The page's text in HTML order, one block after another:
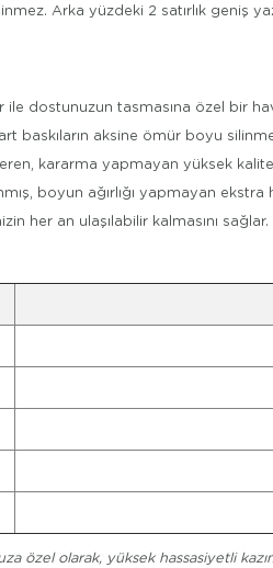
Arka yüzdeki 2 satırlık geniş
ile dostunuzun tasmasına özel bir
baskıların aksine ömür boyu
kararma yapmayan yüksek
boyun ağırlığı yapmayan
her an ulaşılabilir kalmasını sağlar.
olarak, yüksek hassasiyetli